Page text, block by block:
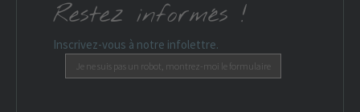
Restez informés !
Inscrivez-vous à notre infolettre.
Je ne suis pas un robot, montrez-moi le formulaire